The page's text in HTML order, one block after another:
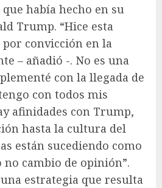
había hecho en su
Trump. “Hice esta
convicción en la
– añadió -. No es una
con la llegada de
con todos mis
afinidades con Trump,
hasta la cultura del
están sucediendo como
cambio de opinión”.
estrategia que resulta